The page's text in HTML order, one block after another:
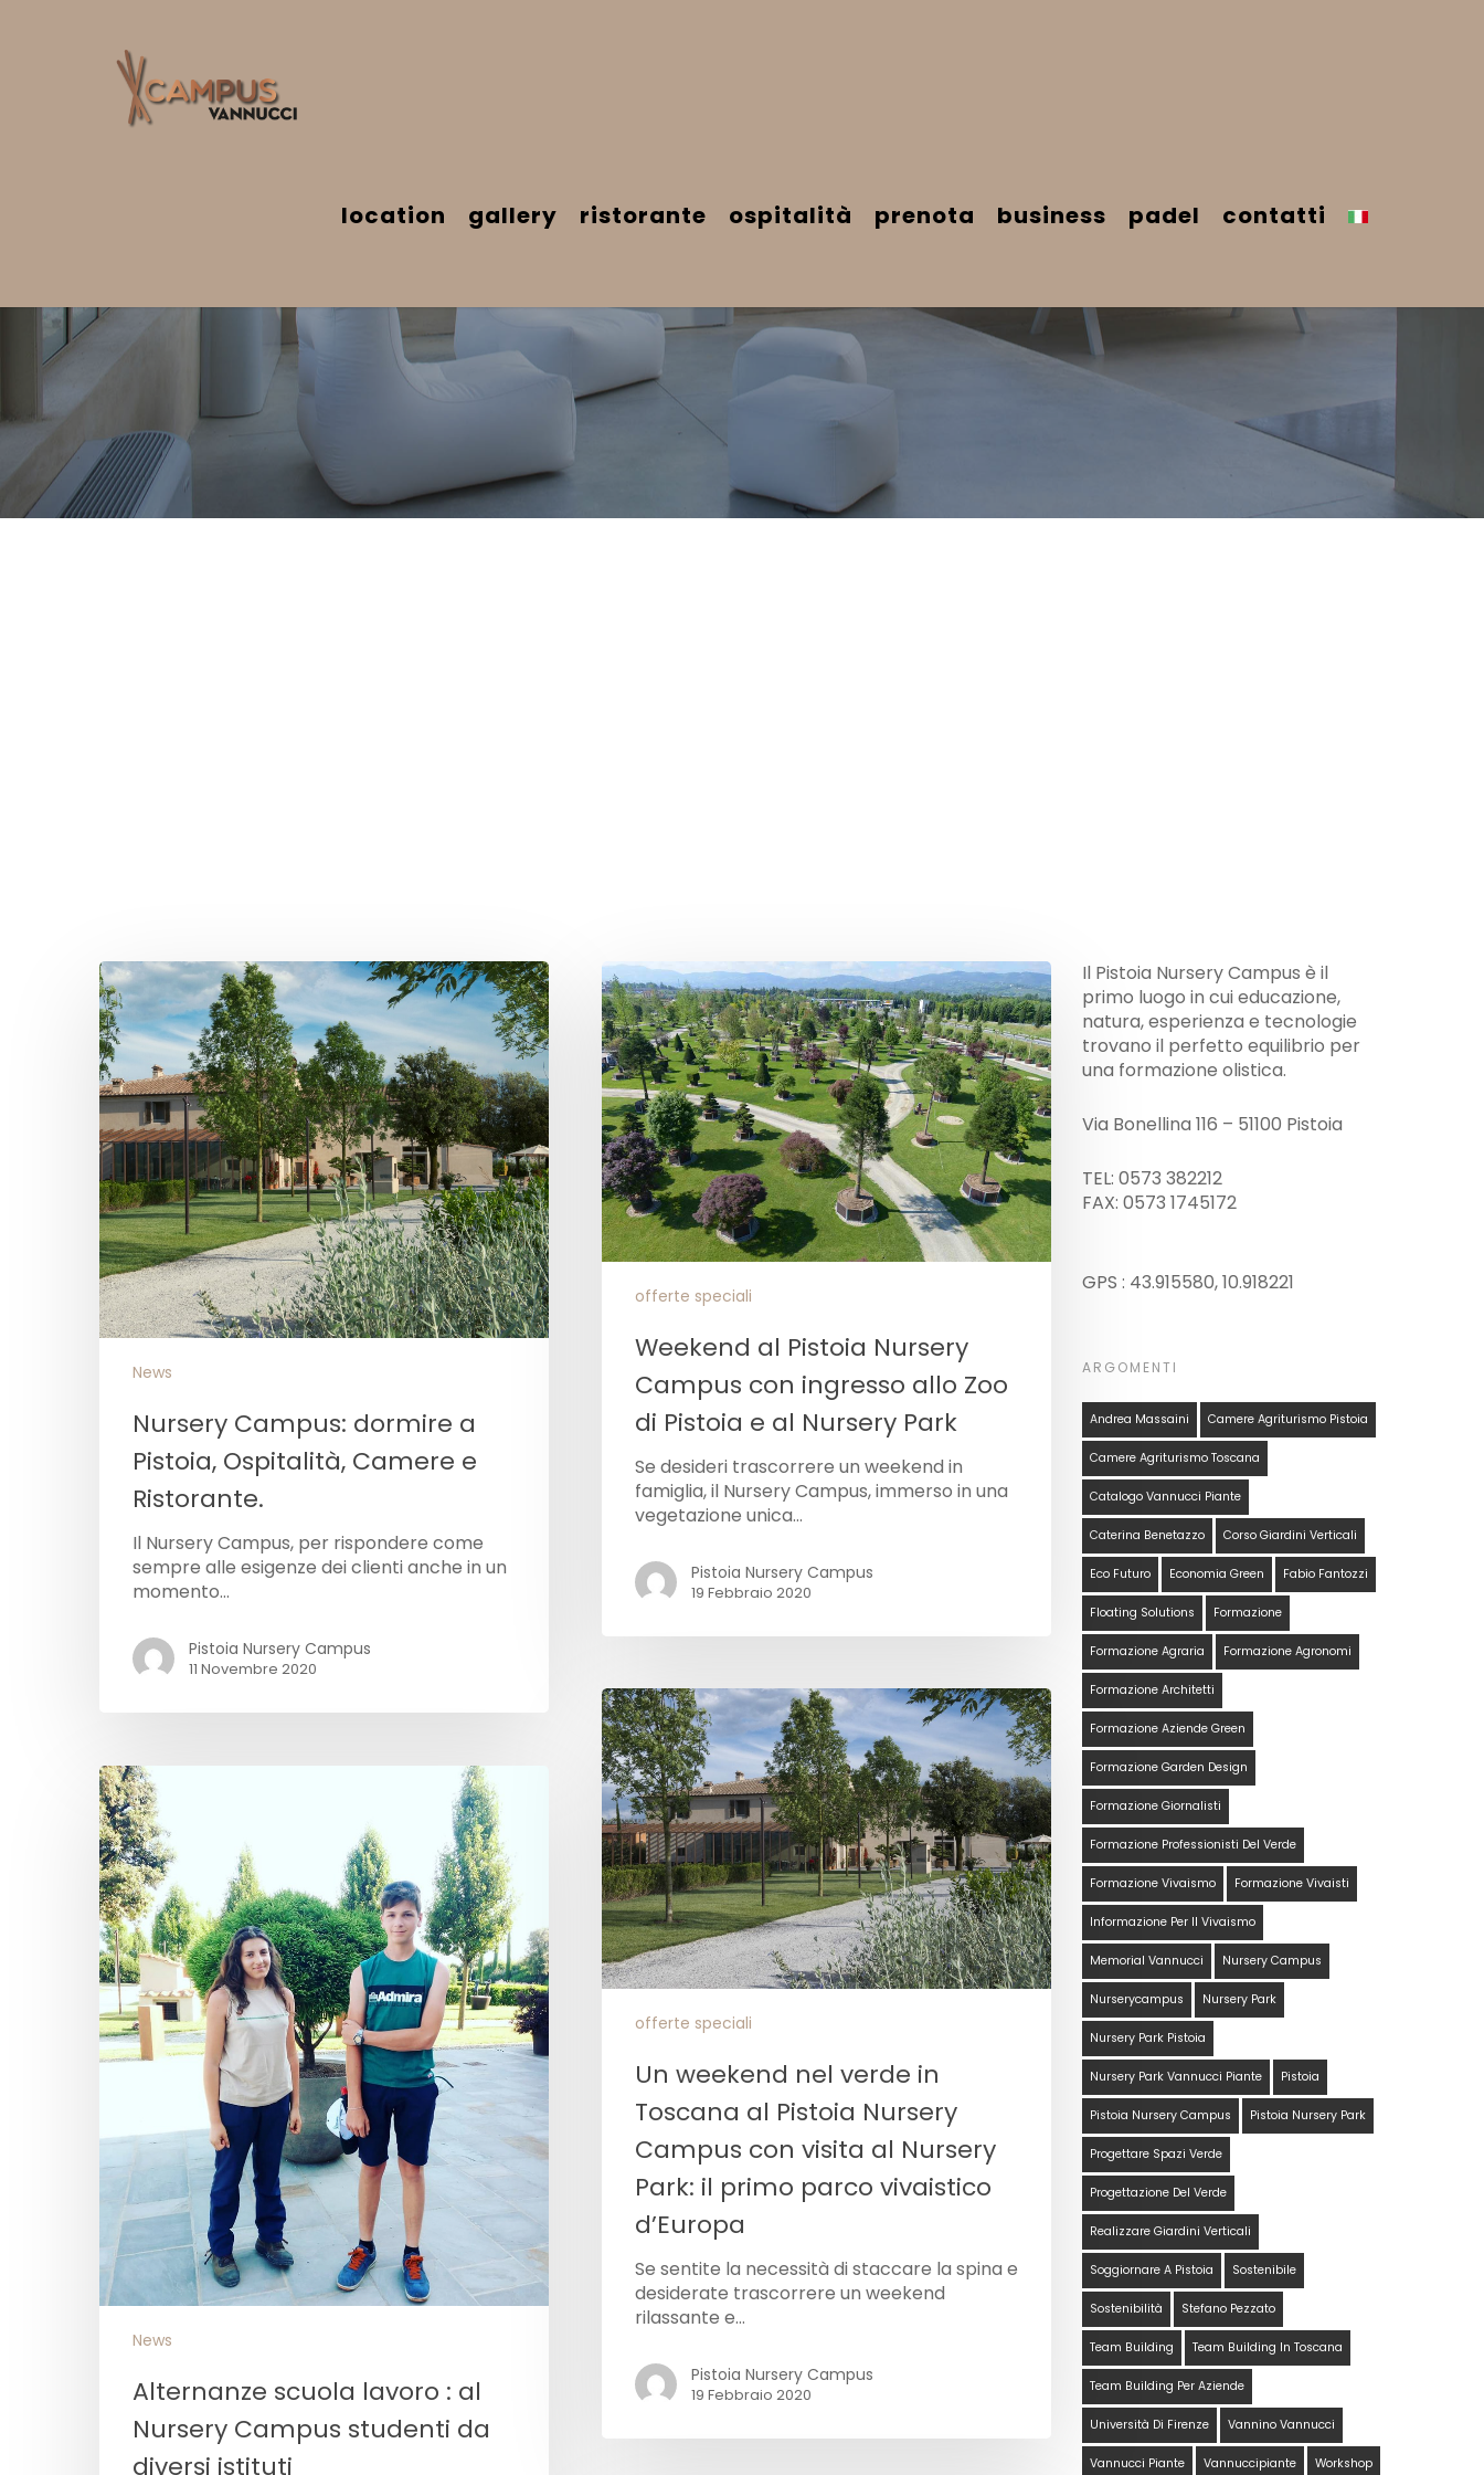
location gallery ristorante ospitalità prenota business padel contatti
News
Nursery Campus: dormire a
Pistoia, Ospitalità, Camere e
Ristorante.
Il Nursery Campus, per rispondere come
sempre alle esigenze dei clienti anche in un
momento…
Pistoia Nursery Campus
11 Novembre 2020
offerte speciali
Weekend al Pistoia Nursery
Campus con ingresso allo Zoo
di Pistoia e al Nursery Park
Se desideri trascorrere un weekend in
famiglia, il Nursery Campus, immerso in una
vegetazione unica…
Pistoia Nursery Campus
19 Febbraio 2020
offerte speciali
Un weekend nel verde in
Toscana al Pistoia Nursery
Campus con visita al Nursery
Park: il primo parco vivaistico
d’Europa
Se sentite la necessità di staccare la spina e
desiderate trascorrere un weekend
rilassante e…
Pistoia Nursery Campus
19 Febbraio 2020
News
Alternanze scuola lavoro : al
Nursery Campus studenti da
diversi istituti
Il Pistoia Nursery Campus è il
primo luogo in cui educazione,
natura, esperienza e tecnologie
trovano il perfetto equilibrio per
una formazione olistica.
Via Bonellina 116 – 51100 Pistoia
TEL: 0573 382212
FAX: 0573 1745172
GPS : 43.915580, 10.918221
ARGOMENTI
Andrea Massaini Camere Agriturismo Pistoia
Camere Agriturismo Toscana
Catalogo Vannucci Piante
Caterina Benetazzo Corso Giardini Verticali
Eco Futuro Economia Green Fabio Fantozzi
Floating Solutions Formazione
Formazione Agraria Formazione Agronomi
Formazione Architetti
Formazione Aziende Green
Formazione Garden Design
Formazione Giornalisti
Formazione Professionisti Del Verde
Formazione Vivaismo Formazione Vivaisti
Informazione Per Il Vivaismo
Memorial Vannucci Nursery Campus
Nurserycampus Nursery Park
Nursery Park Pistoia
Nursery Park Vannucci Piante Pistoia
Pistoia Nursery Campus Pistoia Nursery Park
Progettare Spazi Verde
Progettazione Del Verde
Realizzare Giardini Verticali
Soggiornare A Pistoia Sostenibile
Sostenibilità Stefano Pezzato
Team Building Team Building In Toscana
Team Building Per Aziende
Università Di Firenze Vannino Vannucci
Vannucci Piante Vannuccipiante Workshop